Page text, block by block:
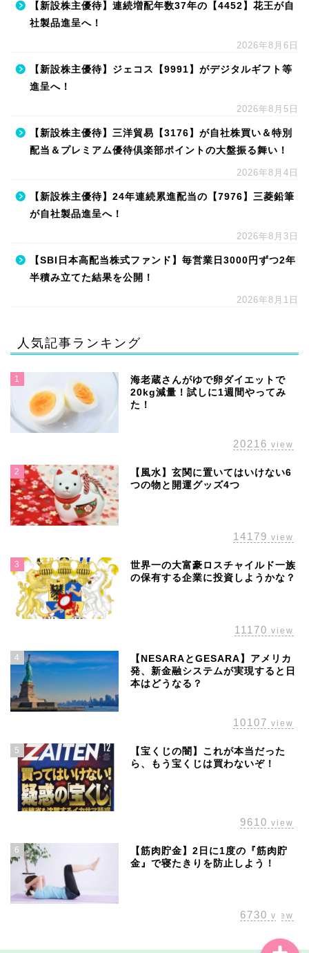
【新設株主優待】連続増配年数37年の【4452】花王が自
社製品進呈へ！
2026年8月6日
【新設株主優待】ジェコス【9991】がデジタルギフト等
進呈へ！
2026年8月5日
【新設株主優待】三洋貿易【3176】が自社株買い＆特別
配当＆プレミアム優待倶楽部ポイントの大盤振る舞い！
2026年8月4日
【新設株主優待】24年連続累進配当の【7976】三菱鉛筆
が自社製品進呈へ！
2026年8月3日
【SBI日本高配当株式ファンド】毎営業日3000円ずつ2年
半積み立てた結果を公開！
2026年8月1日
人気記事ランキング
1
海老蔵さんがゆで卵ダイエットで
20kg減量！試しに1週間やってみ
た！
20216 view
2
【風水】玄関に置いてはいけない6
つの物と開運グッズ4つ
14179 view
3
世界一の大富豪ロスチャイルド一族
の保有する企業に投資しようかな？
11170 view
4
【NESARAとGESARA】アメリカ
発、新金融システムが実現すると日
本はどうなる？
10107 view
5
【宝くじの闇】これが本当だった
ら、もう宝くじは買わないぞ！
9610 view
6
【筋肉貯金】2日に1度の『筋肉貯
金』で寝たきりを防止しよう！
6730 view
ホーム
配当金